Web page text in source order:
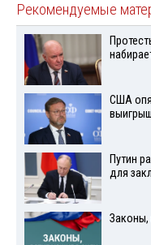
Рекомендуемые
США
Путин
для
Законы,